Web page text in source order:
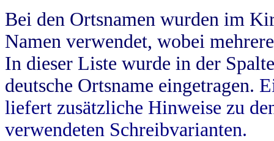
Bei den Ortsnamen wurden im
Namen verwendet, wobei
In dieser Liste wurde in der
deutsche Ortsname eingetragen.
liefert zusätzliche Hinweise zu
verwendeten Schreibvarianten.